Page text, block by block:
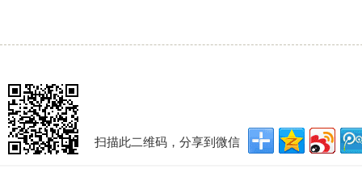
扫描此二维码，分享到微信